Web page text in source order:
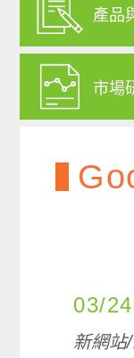
產品
市場
03/
新網站